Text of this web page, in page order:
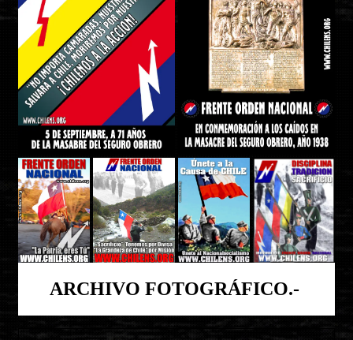
ARCHIVO FOTOGRÁFICO.-